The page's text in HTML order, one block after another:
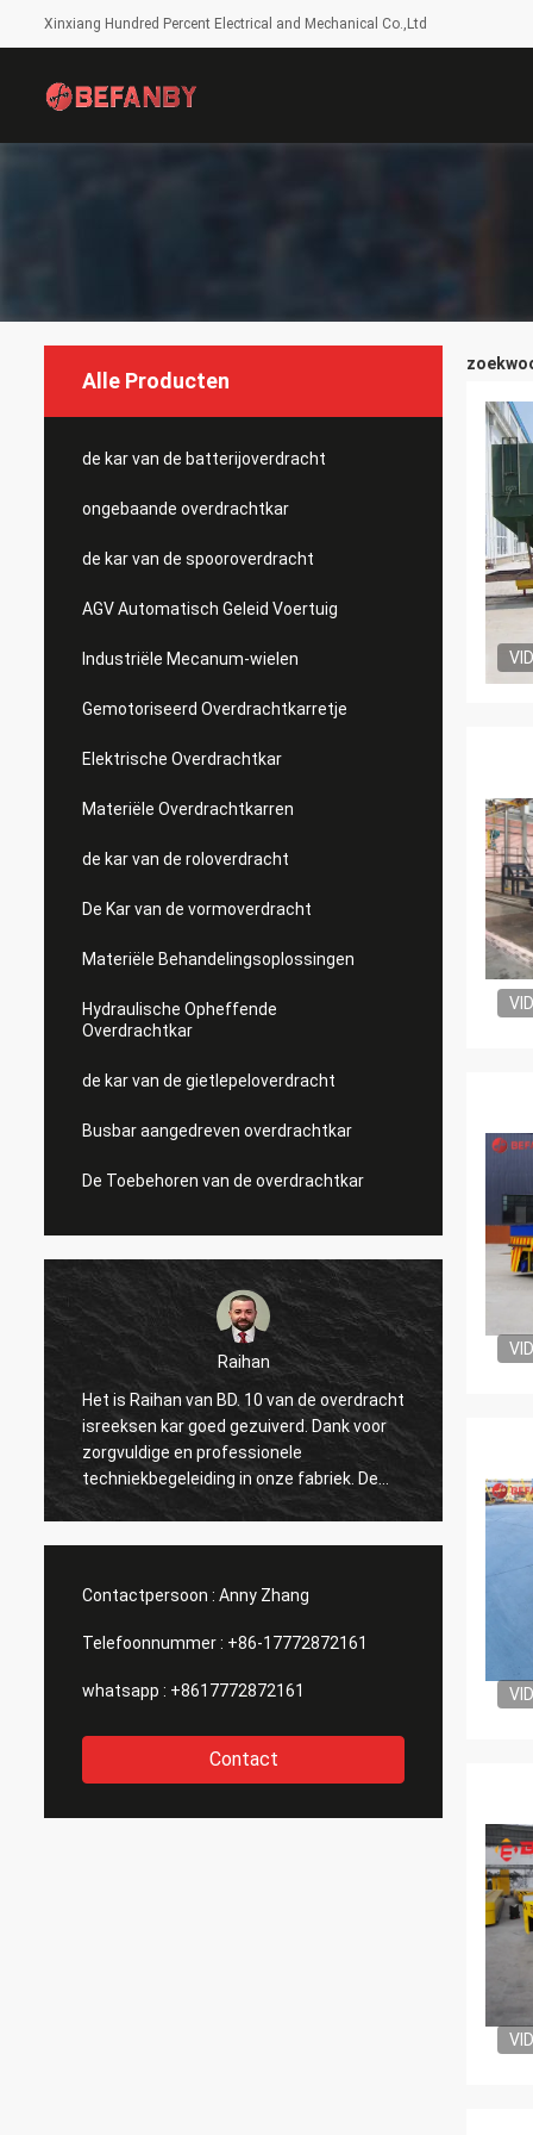
Xinxiang Hundred Percent Electrical and Mechanical Co.,Ltd
Alle Producten
de kar van de batterijoverdracht
ongebaande overdrachtkar
de kar van de spooroverdracht
AGV Automatisch Geleid Voertuig
Industriële Mecanum-wielen
Gemotoriseerd Overdrachtkarretje
Elektrische Overdrachtkar
Materiële Overdrachtkarren
de kar van de roloverdracht
De Kar van de vormoverdracht
Materiële Behandelingsoplossingen
Hydraulische Opheffende
Overdrachtkar
de kar van de gietlepeloverdracht
Busbar aangedreven overdrachtkar
De Toebehoren van de overdrachtkar
Raihan
Het is Raihan van BD. 10 van de overdracht
isreeksen kar goed gezuiverd. Dank voor
zorgvuldige en professionele
techniekbegeleiding in onze fabriek. De
hoop alles kan gaat goed en denkt aan
deelt
Contactpersoon : Anny Zhang
Telefoonnummer : +86-17772872161
whatsapp : +8617772872161
Contact